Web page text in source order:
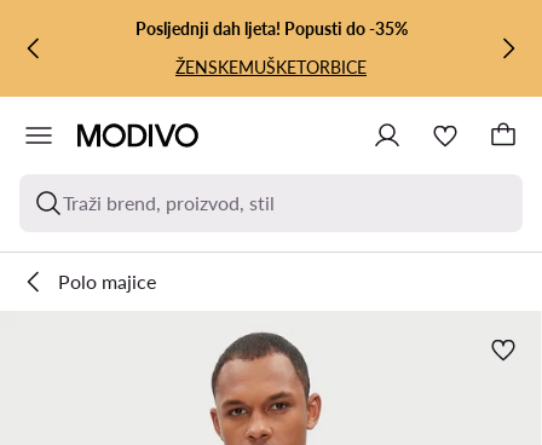
PRIJEĐI NA GLAVNI SADRŽAJ
PRIJEĐI NA PRETRAŽIVANJE
Posljednji dah ljeta! Popusti do -35%
ŽENSKEMUŠKETORBICE
Traži brend, proizvod, stil
Polo majice